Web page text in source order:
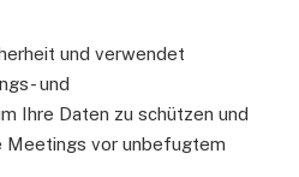
und verwendet
und
Ihre Daten zu schützen und
Meetings vor unbefugtem